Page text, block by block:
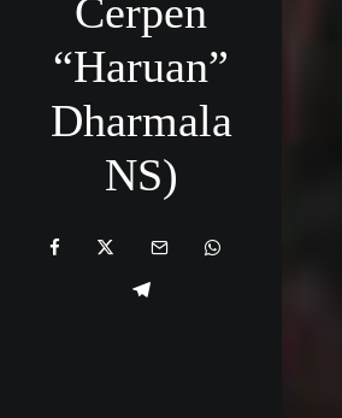
Cerpen
“Haruan”
Dharmala
NS)